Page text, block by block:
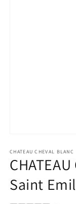
média
1
dans
fenêtre
modale
CHATEAU CHEVAL BLANC
Saint